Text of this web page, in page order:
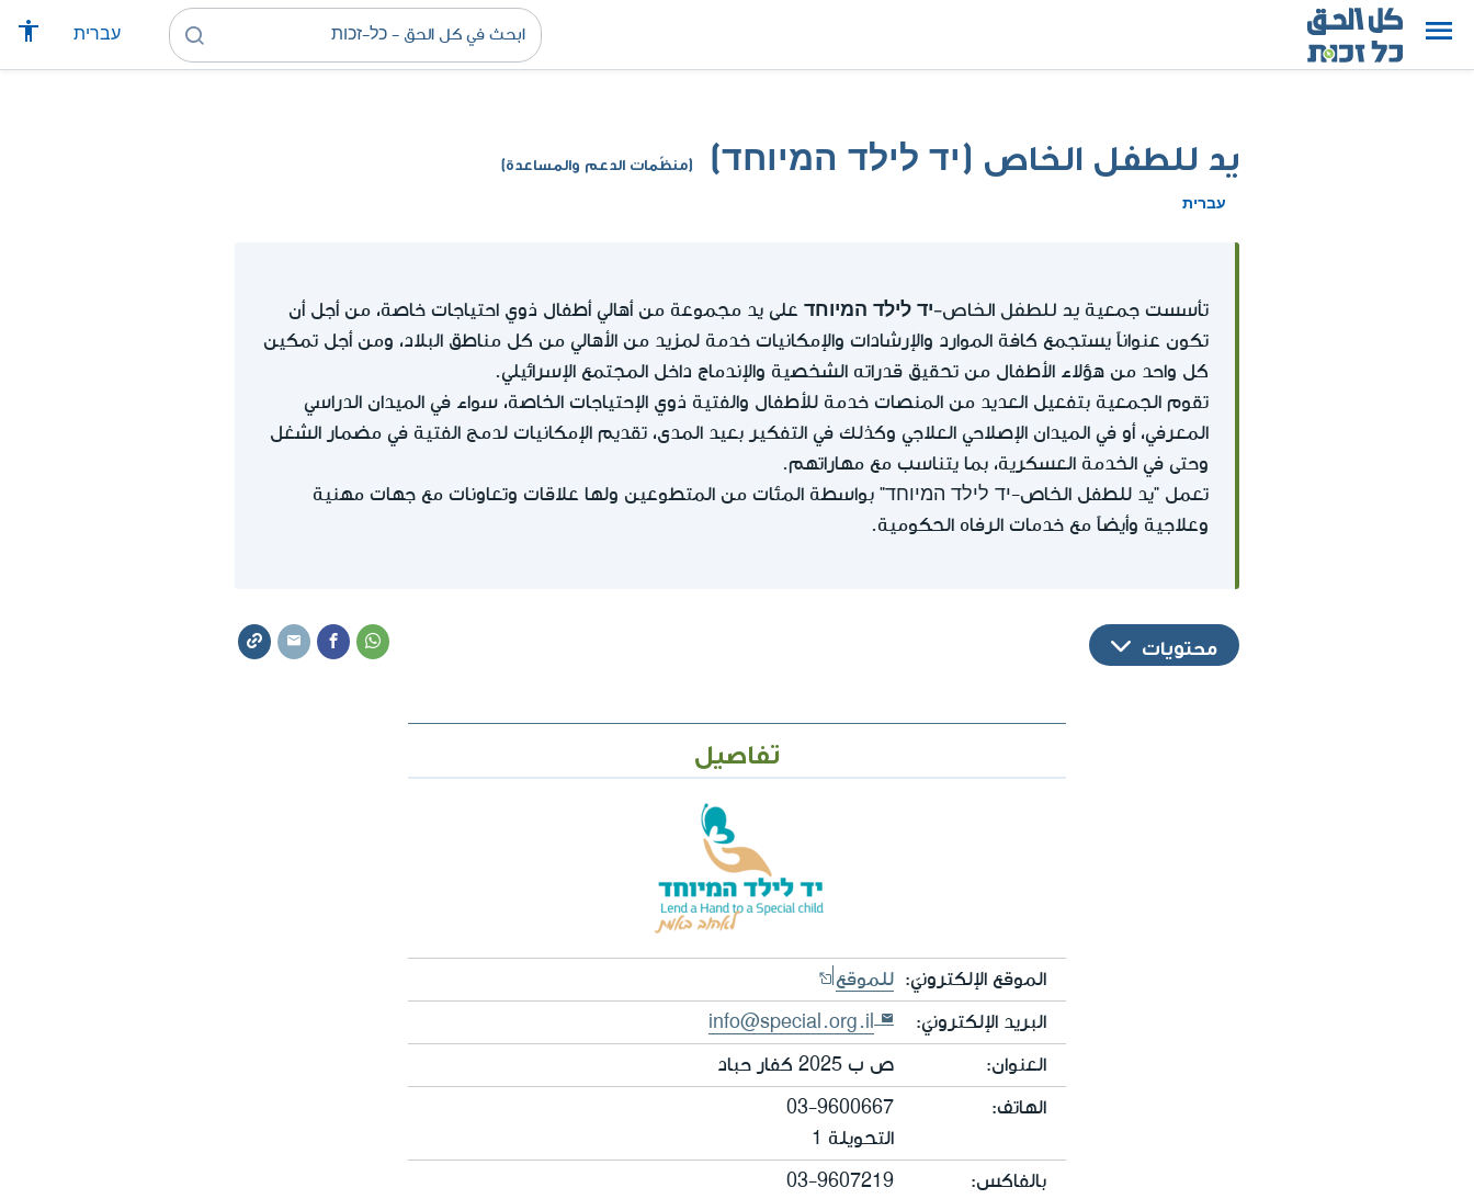
עברית
يد للطفل الخاص (יד לילד המיוחד) (منظّمات الدعم والمساعدة)
עברית
تأسست جمعية يد للطفل الخاص-יד לילד המיוחד على يد مجموعة من أهالي أطفال ذوي احتياجات خاصة، من أجل أن
تكون عنواناً يستجمع كافة الموارد والإرشادات والإمكانيات خدمة لمزيد من الأهالي من كل مناطق البلاد، ومن أجل تمكين
كل واحد من هؤلاء الأطفال من تحقيق قدراته الشخصية والإندماج داخل المجتمع الإسرائيلي.
تقوم الجمعية بتفعيل العديد من المنصات خدمة للأطفال والفتية ذوي الإحتياجات الخاصة، سواء في الميدان الدراسي
المعرفي، أو في الميدان الإصلاحي العلاجي وكذلك في التفكير بعيد المدى، تقديم الإمكانيات لدمج الفتية في مضمار الشغل
وحتى في الخدمة العسكرية، بما يتناسب مع مهاراتهم.
تعمل "يد للطفل الخاص-יד לילד המיוחד" بواسطة المئات من المتطوعين ولها علاقات وتعاونات مع جهات مهنية
وعلاجية وأيضاً مع خدمات الرفاه الحكومية.
محتويات
تفاصيل
الموقع الإلكترونيّ: للموقع
البريد الإلكترونيّ: info@special.org.il
العنوان: ص ب 2025 كفار حباد
الهاتف:
03-9600667
التحويلة 1
بالفاكس: 03-9607219